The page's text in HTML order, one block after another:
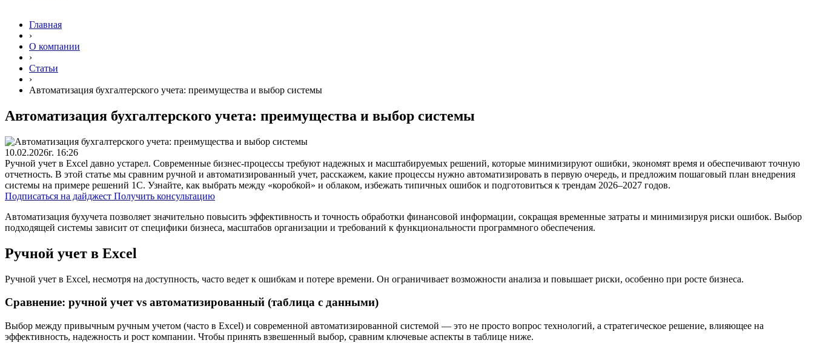
Главная
›
О компании
›
Статьи
›
Автоматизация бухгалтерского учета: преимущества и выбор системы
Автоматизация бухгалтерского учета: преимущества и выбор системы
10.02.2026г. 16:26
Ручной учет в Excel давно устарел. Современные бизнес-процессы требуют надежных и масштабируемых решений, которые минимизируют ошибки, экономят время и обеспечивают точную
отчетность. В этой статье мы сравним ручной и автоматизированный учет, расскажем, какие процессы нужно автоматизировать в первую очередь, и предложим пошаговый план внедрения
системы на примере решений 1С. Узнайте, как выбрать между «коробкой» и облаком, избежать типичных ошибок и подготовиться к трендам 2026–2027 годов.
Подписаться на дайджест Получить консультацию
Автоматизация бухучета позволяет значительно повысить эффективность и точность обработки финансовой информации, сокращая временные затраты и минимизируя риски ошибок. Выбор
подходящей системы зависит от специфики бизнеса, масштабов организации и требований к функциональности программного обеспечения.
Ручной учет в Excel
Ручной учет в Excel, несмотря на доступность, часто ведет к ошибкам и потере времени. Он ограничивает возможности анализа и повышает риски, особенно при росте бизнеса.
Сравнение: ручной учет vs автоматизированный (таблица с данными)
Выбор между привычным ручным учетом (часто в Excel) и современной автоматизированной системой — это не просто вопрос технологий, а стратегическое решение, влияющее на
эффективность, надежность и рост компании. Чтобы принять взвешенный выбор, сравним ключевые аспекты в таблице ниже.